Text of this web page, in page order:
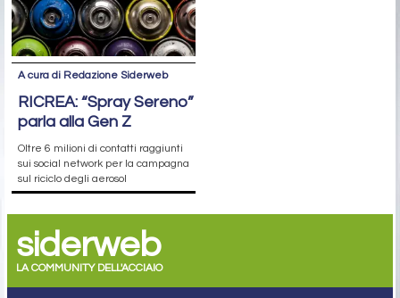
A cura di Redazione Siderweb
RICREA: “Spray Sereno”
parla alla Gen Z
Oltre 6 milioni di contatti raggiunti
sui social network per la campagna
sul riciclo degli aerosol
siderweb
LA COMMUNITY DELL'ACCIAIO